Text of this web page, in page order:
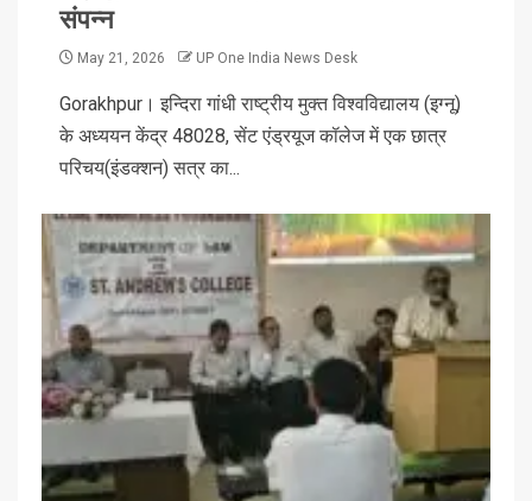
संपन्न
May 21, 2026 UP One India News Desk
Gorakhpur। इन्दिरा गांधी राष्ट्रीय मुक्त विश्वविद्यालय (इग्नू)
के अध्ययन केंद्र 48028, सेंट एंड्रयूज कॉलेज में एक छात्र
परिचय(इंडक्शन) सत्र का...